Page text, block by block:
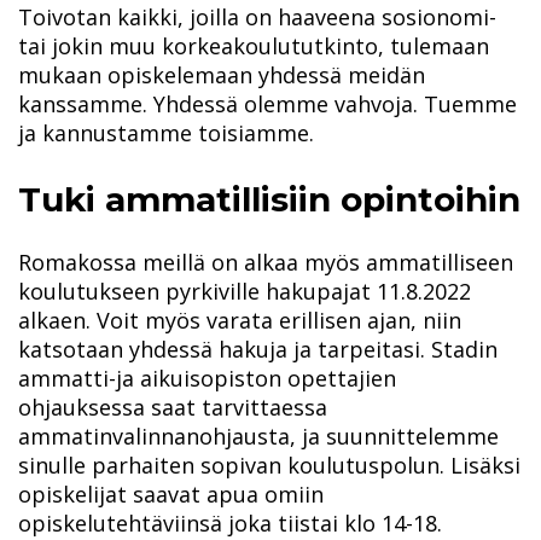
Toivotan kaikki, joilla on haaveena sosionomi-
tai jokin muu korkeakoulututkinto, tulemaan
mukaan opiskelemaan yhdessä meidän
kanssamme. Yhdessä olemme vahvoja. Tuemme
ja kannustamme toisiamme.
Tuki ammatillisiin opintoihin
Romakossa meillä on alkaa myös ammatilliseen
koulutukseen pyrkiville hakupajat 11.8.2022
alkaen. Voit myös varata erillisen ajan, niin
katsotaan yhdessä hakuja ja tarpeitasi. Stadin
ammatti-ja aikuisopiston opettajien
ohjauksessa saat tarvittaessa
ammatinvalinnanohjausta, ja suunnittelemme
sinulle parhaiten sopivan koulutuspolun. Lisäksi
opiskelijat saavat apua omiin
opiskelutehtäviinsä joka tiistai klo 14-18.